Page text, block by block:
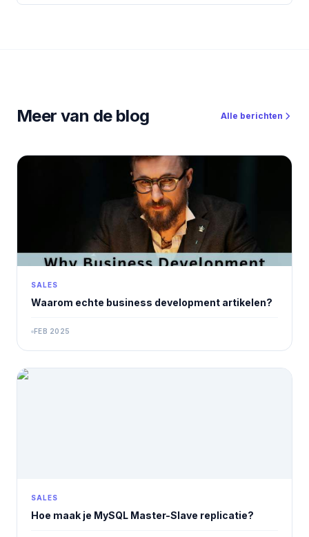
Meer van de blog Alle berichten
SALES
Waarom echte business development artikelen?
FEB 2025
SALES
Hoe maak je MySQL Master-Slave replicatie?